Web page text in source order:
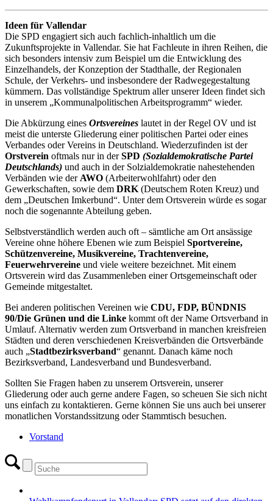
Ideen für Vallendar
Die SPD engagiert sich auch fachlich-inhaltlich um die
Zukunftsprojekte in Vallendar. Sie hat Fachleute in ihren Reihen, die
sich besonders intensiv zum Beispiel um die Entwicklung des
Einzelhandels, der Konzeption der Stadthalle, der Regionalen
Schule, der Verkehrs- und insbesondere der Radwegegestaltung
kümmern. Das vollständige Spektrum aller unserer Ideen findet sich
in unserem „Kommunalpolitischen Arbeitsprogramm“ wieder.
Die Abkürzung eines Ortsvereines lautet in der Regel OV und ist
meist die unterste Gliederung einer politischen Partei oder eines
Verbandes oder Vereins in Deutschland. Wiederzufinden ist der
Orstverein oftmals nur in derSPD (Sozialdemokratische Partei
Deutschlands) und auch in der Solzialdemokratie nahestehenden
Verbänden wie der AWO (Arbeiterwohlfahrt) oder den
Gewerkschaften, sowie dem DRK (Deutschem Roten Kreuz) und
dem „Deutschen Imkerbund“. Unter dem Ortsverein würde es sogar
noch die sogenannte Abteilung geben.
Selbstverständlich werden auch oft – sämtliche am Ort ansässige
Vereine ohne höhere Ebenen wie zum Beispiel Sportvereine,
Schützenvereine, Musikvereine, Trachtenvereine,
Feuerwehrvereine und viele weitere bezeichnet. Mit einem
Ortsverein wird das Zusammenleben einer Ortsgemeinschaft oder
Gemeinde mitgestaltet.
Bei anderen politischen Vereinen wie CDU, FDP, BÜNDNIS
90/Die Grünen und die Linke kommt oft der Name Ortsverband in
Umlauf. Alternativ werden zum Ortsverband in manchen kreisfreien
Städten und deren verschiedenen Kreisverbänden die Ortsverbände
auch „Stadtbezirksverband“ genannt. Danach käme noch
Bezirksverband, Landesverband und Bundesverband.
Sollten Sie Fragen haben zu unserem Ortsverein, unserer
Gliederung oder auch gerne andere Fagen, so scheuen Sie sich nicht
uns einfach zu kontaktieren. Gerne können Sie uns auch bei unserer
monatlichen Vorstandssitzung oder Stammtisch besuchen.
Vorstand